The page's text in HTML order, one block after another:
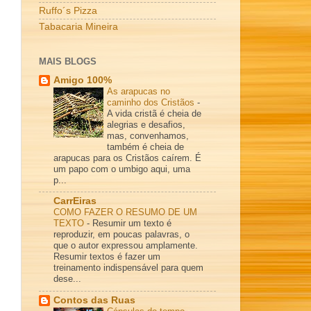
Ruffo´s Pizza
Tabacaria Mineira
MAIS BLOGS
Amigo 100%
As arapucas no
caminho dos Cristãos -
A vida cristã é cheia de
alegrias e desafios,
mas, convenhamos,
também é cheia de
arapucas para os Cristãos caírem. É
um papo com o umbigo aqui, uma
p...
CarrEiras
COMO FAZER O RESUMO DE UM
TEXTO - Resumir um texto é
reproduzir, em poucas palavras, o
que o autor expressou amplamente.
Resumir textos é fazer um
treinamento indispensável para quem
dese...
Contos das Ruas